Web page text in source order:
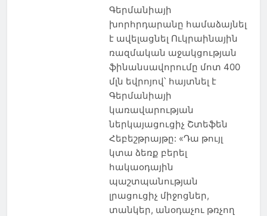
Գերմանիայի
խորհրդարանը համաձայնել
է ավելացնել Ուկրաինային
ռազմական աջակցության
ֆինանսավորումը մոտ 400
մլն եվրոյով՝ հայտնել է
Գերմանիայի
կառավարության
ներկայացուցիչ Շտեֆեն
Հեբեշթրայթը: «Դա թույլ
կտա ձեռք բերել
հակաօդային
պաշտպանության
լրացուցիչ միջոցներ,
տանկեր, անօդաչու թռչող